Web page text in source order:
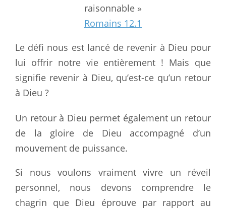
raisonnable »
Romains 12.1
Le défi nous est lancé de revenir à Dieu pour
lui offrir notre vie entièrement ! Mais que
signifie revenir à Dieu, qu’est-ce qu’un retour
à Dieu ?
Un retour à Dieu permet également un retour
de la gloire de Dieu accompagné d’un
mouvement de puissance.
Si nous voulons vraiment vivre un réveil
personnel, nous devons comprendre le
chagrin que Dieu éprouve par rapport au